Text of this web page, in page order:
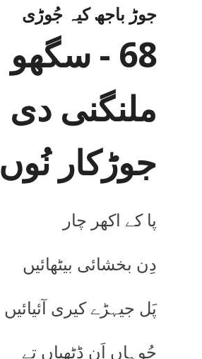
جوڑ باجھ کیہ جُوڑی
68 - سگھو
ملنگنی دی
جوڑکار نُوں
پا کے اکھر چار
دِن بخشائی بیٹھائیں
پَل جیہڑے کیری آئیائیں
جُوہاں اَن ڈٹھیاں تے